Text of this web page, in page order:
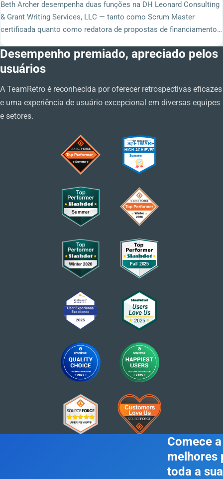
Beth Archer desempenha duas funções na DH Leonard Consulting
& Grant Writing Services, LLC — tanto como Scrum Master
certificada quanto como redatora de propostas de financiamento…
Desempenho premiado, apreciado pelos
usuários
A TeamRetro é reconhecida por oferecer retrospectivas eficazes
e uma experiência de usuário excepcional em diversas equipes
e setores.
Comece
melhores
toda a